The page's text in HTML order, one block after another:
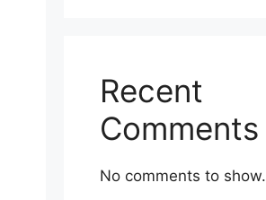
Recent
Comments
No comments to show.